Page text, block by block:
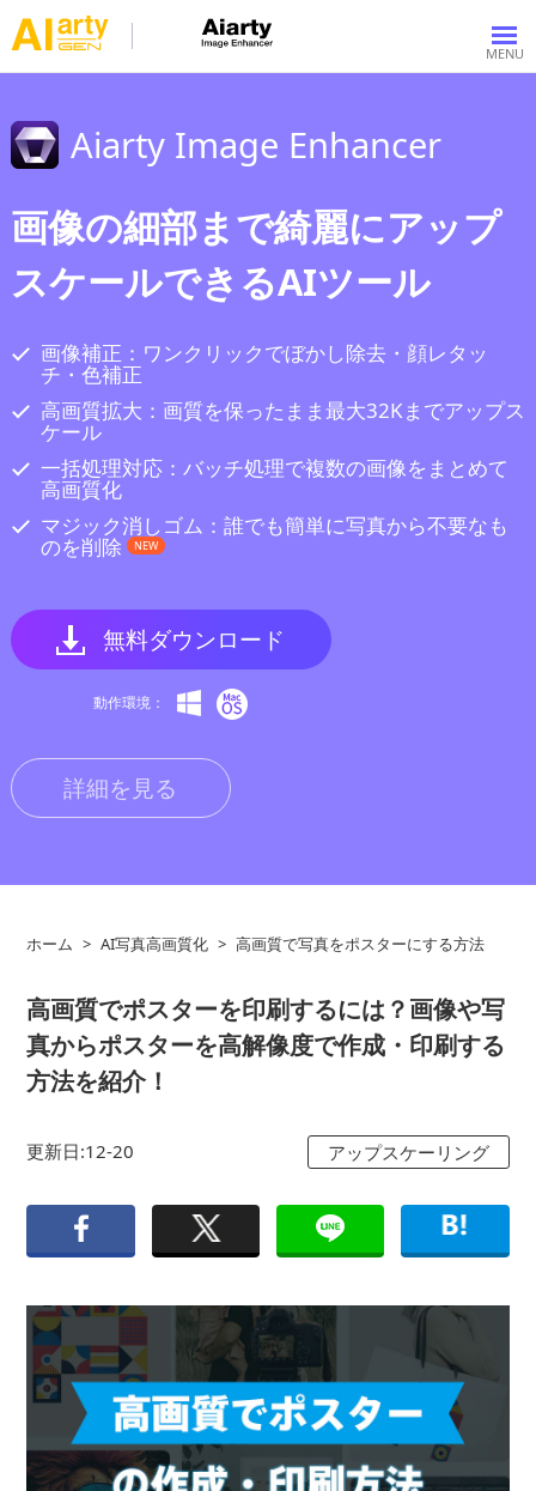
Aiarty Image Enhancer
画像の細部まで綺麗にアップ
スケールできるAIツール
画像補正：ワンクリックでぼかし除去・顔レタッ
チ・色補正
高画質拡大：画質を保ったまま最大32Kまでアップス
ケール
一括処理対応：バッチ処理で複数の画像をまとめて
高画質化
マジック消しゴム：誰でも簡単に写真から不要なも
のを削除 NEW
無料ダウンロード
動作環境：
詳細を見る
ホーム > AI写真高画質化 > 高画質で写真をポスターにする方法
高画質でポスターを印刷するには？画像や写
真からポスターを高解像度で作成・印刷する
方法を紹介！
更新日:12-20 アップスケーリング